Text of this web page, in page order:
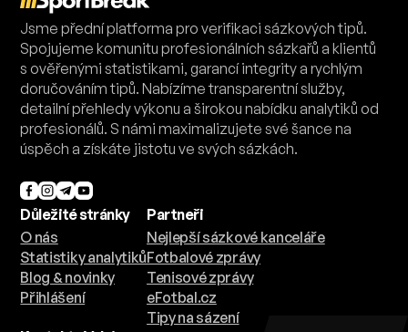
Jsme přední platforma pro verifikaci sázkových tipů.
Spojujeme komunitu profesionálních sázkařů a klientů
s ověřenými statistikami, garancí integrity a rychlým
doručováním tipů. Nabízíme transparentní služby,
detailní přehledy výkonu a širokou nabídku analytiků od
profesionálů. S námi maximalizujete své šance na
úspěch a získáte jistotu ve svých sázkách.
Důležité stránky
O nás
Statistiky analytiků
Blog & novinky
Přihlášení
Partneři
Nejlepší sázkové kanceláře
Fotbalové zprávy
Tenisové zprávy
eFotbal.cz
Tipy na sázení